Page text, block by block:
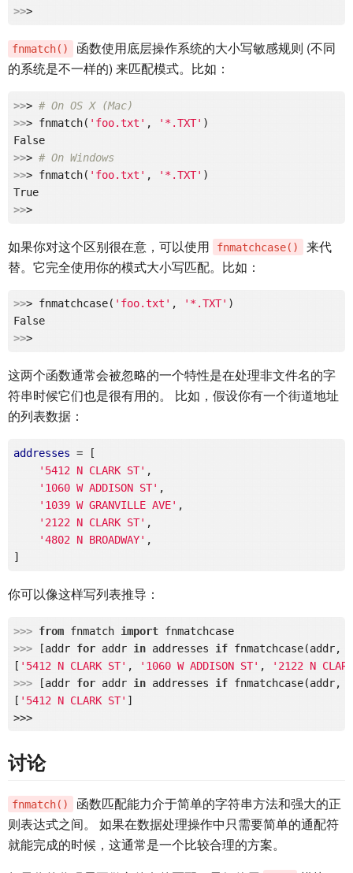
>> >
fnmatch()
函数使用底层操作系统的大小写敏感规则 (不同
的系统是不一样的) 来匹配模式。比如：
>>> # On OS X (Mac)
>>> fnmatch( 'foo.txt' , '*.TXT' )
False
>>> # On Windows
>>> fnmatch( 'foo.txt' , '*.TXT' )
True
>> >
如果你对这个区别很在意，可以使用 fnmatchcase()
来代
替。它完全使用你的模式大小写匹配。比如：
>>> fnmatchcase( 'foo.txt' , '*.TXT' )
False
>> >
这两个函数通常会被忽略的一个特性是在处理非文件名的字
符串时候它们也是很有用的。 比如，假设你有一个街道地址
的列表数据：
addresses = [
'5412 N CLARK ST' ,
'1060 W ADDISON ST' ,
'1039 W GRANVILLE AVE' ,
'2122 N CLARK ST' ,
'4802 N BROADWAY' ,
你可以像这样写列表推导：
>>> from fnmatch import
fnmatchcase
>>>
[addr for addr in addresses if fnmatchcase(addr,
[ '5412 N CLARK ST' , '1060 W ADDISON ST' ,
'2122 N
>>>
[addr for addr in addresses if fnmatchcase(addr,
[ '5412 N CLARK ST' ]
>>>
讨论
fnmatch()
函数匹配能力介于简单的字符串方法和强大的正
则表达式之间。 如果在数据处理操作中只需要简单的通配符
就能完成的时候，这通常是一个比较合理的方案。